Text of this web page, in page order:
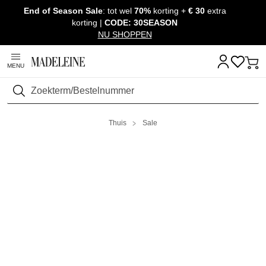
Navigatie overslaan, direct naar content
End of Season Sale: tot wel70% korting +€ 30 extra
korting | CODE: 30SEASON
NU SHOPPEN
MENU
Zoeken
Thuis Sale